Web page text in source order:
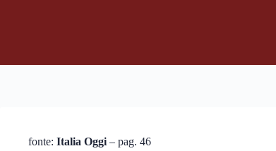
fonte: Italia Oggi – pag. 46